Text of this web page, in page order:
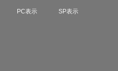
PC表示 SP表示